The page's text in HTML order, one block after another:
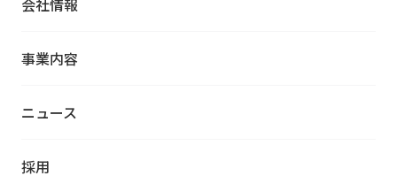
会社情報
事業内容
ニュース
採用